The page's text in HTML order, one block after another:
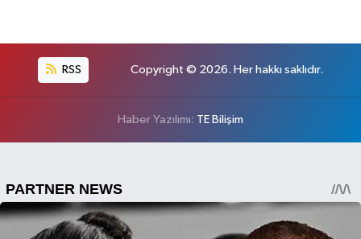
RSS Copyright © 2026. Her hakkı saklıdır.
Haber Yazılımı: TE Bilişim